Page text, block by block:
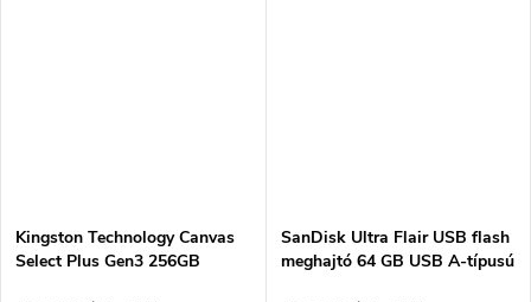
Kingston Technology Canvas
Select Plus Gen3 256GB
SanDisk Ultra Flair USB flash
meghajtó 64 GB USB A-típusú